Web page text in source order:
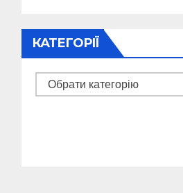
КАТЕГОРІЇ
Категорії